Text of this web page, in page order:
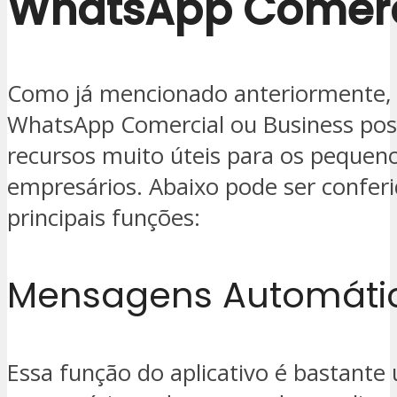
Como já mencionado
WhatsApp Comercial ou Business
recursos muito úteis para os
empresários. Abaixo pode ser
principais funções:
Mensagens
Essa função do aplicativo é bastante